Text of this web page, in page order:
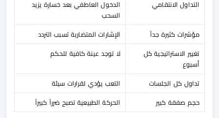
التداول الانتقامي
الدخول العاطفي بعد خسارة يزيد
السحب
مؤشرات كثيرة جداً الإشارات المتضاربة تسبب التردد
تغيير الاستراتيجية كل
أسبوع
لا توجد عينة كافية للحكم
تداول كل الجلسات التعب يؤدي لقرارات سيئة
حجم صفقة كبير الحركة الطبيعية تصبح ضرراً كبيراً